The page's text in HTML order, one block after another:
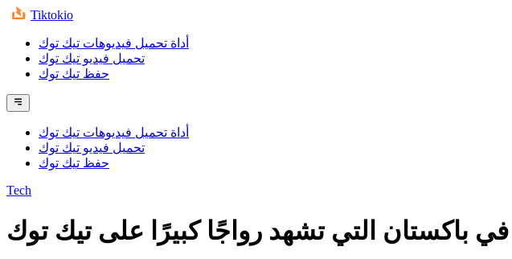
Tiktokio
أداة تحميل فيديوهات تيك توك
تحميل فيديو تيك توك
حفظ تيك توك
أداة تحميل فيديوهات تيك توك
تحميل فيديو تيك توك
حفظ تيك توك
Tech
باكستان التي تشهد رواجًا كبيرًا على تيك توك